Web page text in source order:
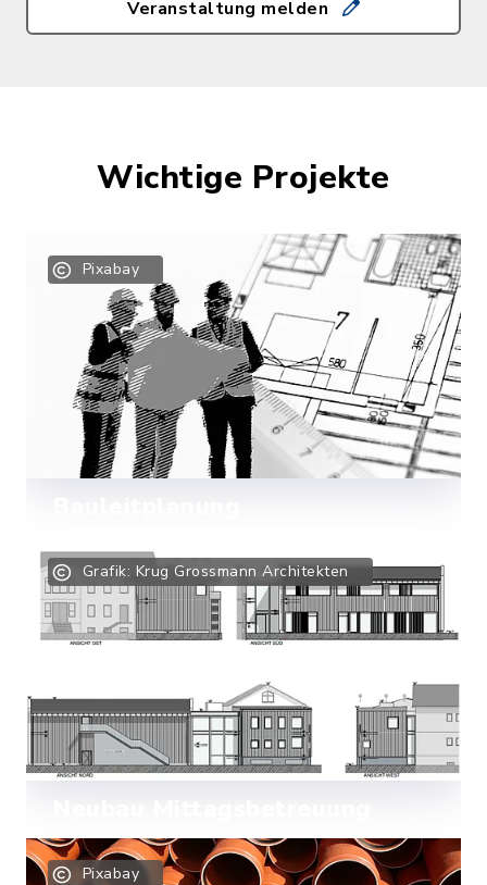
Veranstaltung melden
Wichtige Projekte
Pixabay
Aktuelle Verfahren
Mehr lesen
Grafik: Krug Grossmann Architekten
Mehr lesen
Pixabay